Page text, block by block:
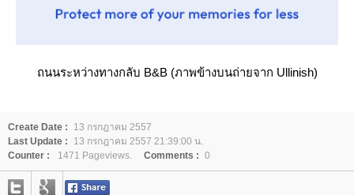
ถนนระหว่างทางกลับ B&B (ภาพข้างบนถ่ายจาก Ullinish)
Create Date :
13 กรกฎาคม 2557
Last Update :
13 กรกฎาคม 2557 21:39:00 น.
Counter :
1471 Pageviews. Comments : 0